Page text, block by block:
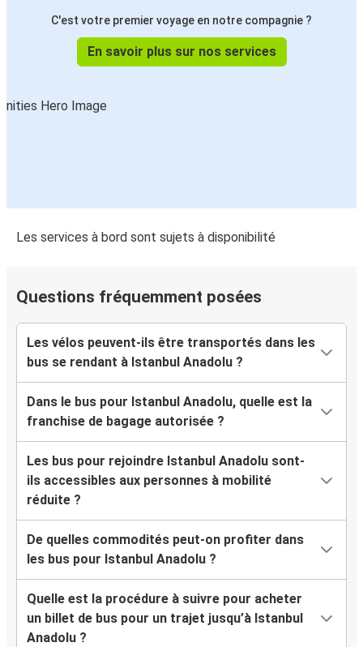
C'est votre premier voyage en notre compagnie ?
En savoir plus sur nos services
Les services à bord sont sujets à disponibilité
Questions fréquemment posées
Les vélos peuvent-ils être transportés dans les
bus se rendant à Istanbul Anadolu ?
Dans le bus pour Istanbul Anadolu, quelle est la
franchise de bagage autorisée ?
Les bus pour rejoindre Istanbul Anadolu sont-
ils accessibles aux personnes à mobilité
réduite ?
De quelles commodités peut-on profiter dans
les bus pour Istanbul Anadolu ?
Quelle est la procédure à suivre pour acheter
un billet de bus pour un trajet jusqu’à Istanbul
Anadolu ?